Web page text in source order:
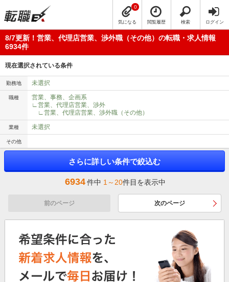
気になる
0
閲覧履歴 検索 ログイン
8/7更新！営業、代理店営業、渉外職（その他）の転職・求人情報
6934件
現在選択されている条件
勤務地 未選択
職種
営業、事務、企画系
∟営業、代理店営業、渉外
∟営業、代理店営業、渉外職（その他）
業種 未選択
その他
さらに詳しい条件で絞込む
6934件中 1～20件目を表示中
前のページ 次のページ